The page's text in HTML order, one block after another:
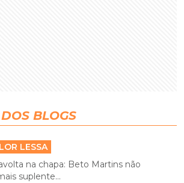
BLOGS
LESSA
na chapa: Beto Martins não
suplente...